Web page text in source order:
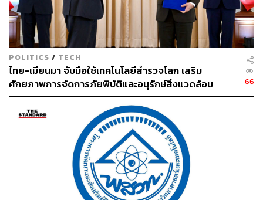
กลไกสำคัญที่ทำให้ประเทศไทยมีความก้าวล้ำทาง
เทคโนโลยีชั้นสูง เพื่อต่อยอดการพัฒนาเศรษฐกิจของประเทศ
ภาพ: GISTDA
TAGS: ศุภมาส อิศรภักดี
เศรษฐา ทวีสิน
กระทรวงการอุดมศึกษา วิทยาศาสตร์ วิจัย และ
นวัตกรรม
GISTDA
ดาวเทียม
สำนักงานพัฒนาเทคโนโลยีอวกาศและภูมิสารสนเทศ
(องค์การมหาชน)
THEOS-2
POLITICS / TECH
ไทย-เมียนมา จับมือใช้เทคโนโลยีสำรวจโลก เสริม
ศักยภาพการจัดการภัยพิบัติและอนุรักษ์สิ่งแวดล้อม
66